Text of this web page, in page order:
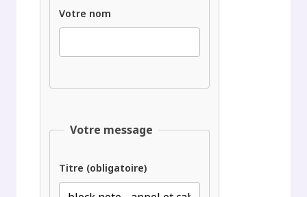
Votre nom
Votre message
Titre (obligatoire)